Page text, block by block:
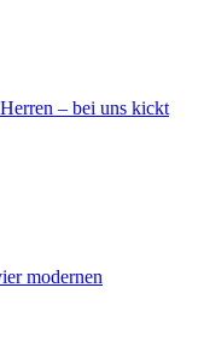
– bei uns kickt
modernen